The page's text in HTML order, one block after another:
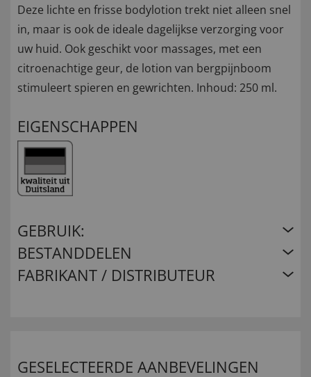
Deze lichte en frisse bodylotion trekt niet alleen snel
in, maar is ook de ideale dagelijkse verzorging voor
uw huid. Ook geschikt voor massages, met een
citroenachtige geur, de lotion van bergpijnboom
stimuleert spieren en gewrichten. Inhoud: 250 ml.
EIGENSCHAPPEN
GEBRUIK:
BESTANDDELEN
FABRIKANT / DISTRIBUTEUR
GESELECTEERDE AANBEVELINGEN